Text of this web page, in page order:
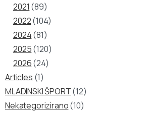
2021 (89)
2022(104)
2024(81)
2025(120)
2026(24)
Articles (1)
MLADINSKI ŠPORT(12)
Nekategorizirano(10)